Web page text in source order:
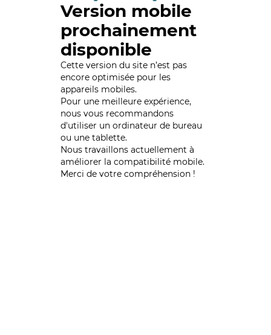
Version mobile
prochainement
disponible
Cette version du site n’est pas
encore optimisée pour les
appareils mobiles.
Pour une meilleure expérience,
nous vous recommandons
d'utiliser un ordinateur de bureau
ou une tablette.
Nous travaillons actuellement à
améliorer la compatibilité mobile.
Merci de votre compréhension !